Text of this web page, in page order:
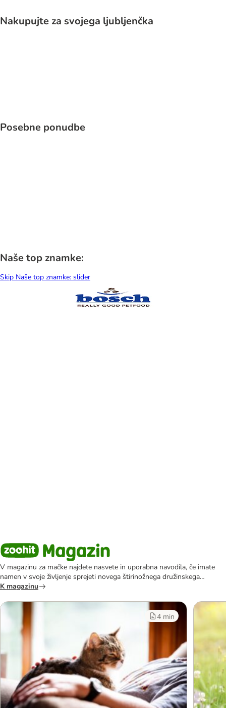
Nakupujte za svojega ljubljenčka
Posebne ponudbe
Naše top znamke:
Skip Naše top znamke: slider
V magazinu za mačke najdete nasvete in uporabna navodila, če imate
namen v svoje življenje sprejeti novega štirinožnega družinskega
člana.
K magazinu
4 min